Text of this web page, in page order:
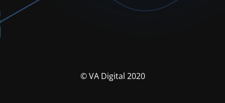
© VA Digital 2020